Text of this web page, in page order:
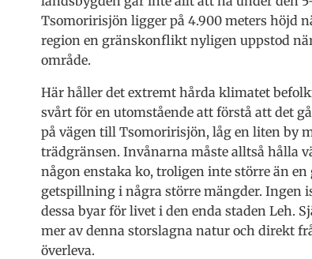
Tsomoririsjön ligger på 4.900 meters höjd
region en gränskonflikt nyligen uppstod
område.
Här håller det extremt hårda klimatet
svårt för en utomstående att förstå att det
på vägen till Tsomoririsjön, låg en liten by
trädgränsen. Invånarna måste alltså hålla
någon enstaka ko, troligen inte större än
getspillning i några större mängder. Ingen
dessa byar för livet i den enda staden Leh.
mer av denna storslagna natur och direkt
överleva.